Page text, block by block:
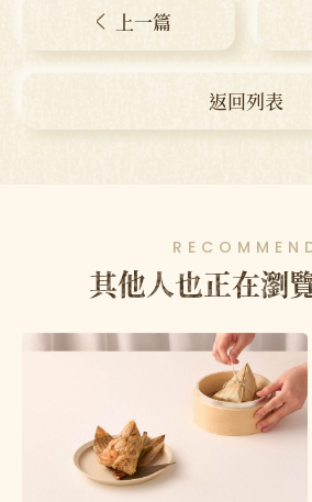
上一篇
返回列表
其他人也正在瀏